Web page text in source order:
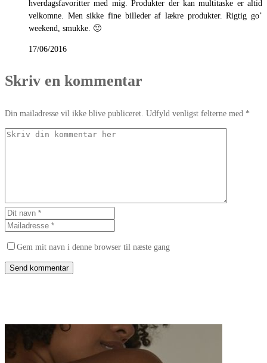
hverdagsfavoritter med mig. Produkter der kan multitaske er altid
velkomne. Men sikke fine billeder af lækre produkter. Rigtig go’
weekend, smukke. 🙂
17/06/2016
Skriv en kommentar
Din mailadresse vil ikke blive publiceret. Udfyld venligst felterne med *
Gem mit navn i denne browser til næste gang